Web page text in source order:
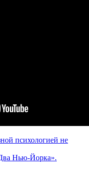
психологией не
Нью-Йорка».